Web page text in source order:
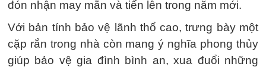
đón nhận may mắn và tiến lên trong năm mới.
Với bản tính bảo vệ lãnh thổ cao, trưng bày một
cặp rắn trong nhà còn mang ý nghĩa phong thủy
giúp bảo vệ gia đình bình an, xua đuổi những